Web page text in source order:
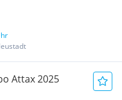
Attax 2025